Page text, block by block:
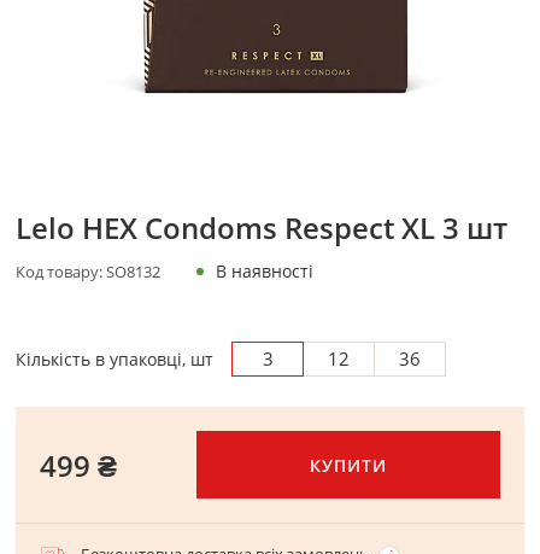
Lelo HEX Condoms Respect XL 3 шт
Код товару:SO8132 В наявності
Кількість в упаковці, шт 3 12 36
499 ₴ КУПИТИ